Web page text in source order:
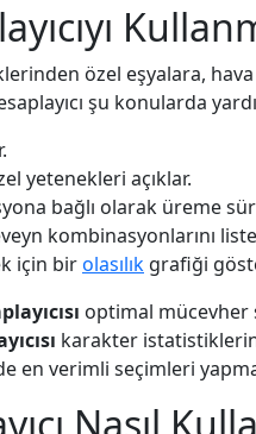
özel eşyalara,
şu konularda
yetenekleri açıklar.
bağlı olarak üreme
kombinasyonlarını
için birolasılık grafiği
optimal mücevher
karakter
en verimli seçimleri